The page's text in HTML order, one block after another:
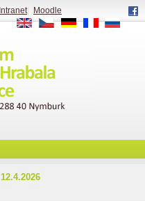
12.4.2026
Intranet|
Moodle
EN
CS DE FR RU